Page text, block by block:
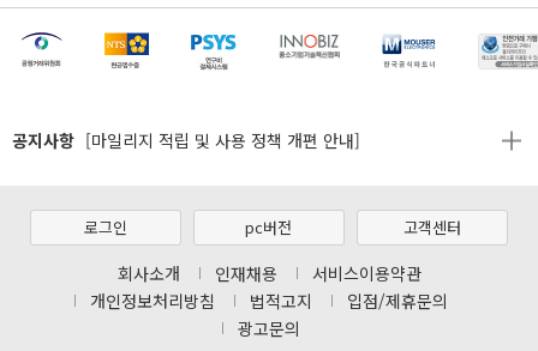
공지사항
[마일리지 적립 및 사용 정책 개편 안내]
[2026년 8월 신용카드 무이자 행사 안내]
[마일리지 적립 및 사용 정책 개편 안내]
제31기 정기주주총회 소집통지서
[마일리지 적립 및 사용 정책 개편 안내]
로그인 pc버전 고객센터
회사소개 인재채용
서비스이용약관
개인정보처리방침
법적고지
입점/제휴문의
광고문의